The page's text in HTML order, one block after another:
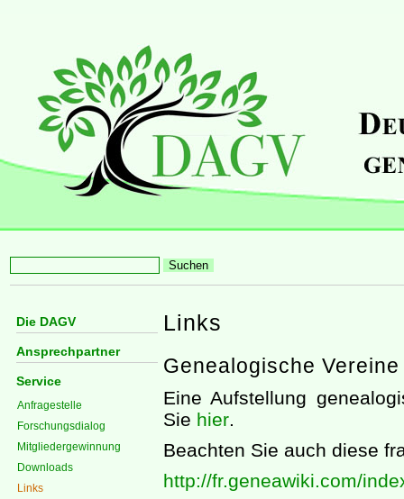
Die DAGV
Ansprechpartner
Service
Anfragestelle
Forschungsdialog
Mitgliedergewinnung
Downloads
Links
Links
Genealogische
Eine Aufstellung
Sie hier.
Beachten Sie auch diese
http://fr.geneawiki.com/